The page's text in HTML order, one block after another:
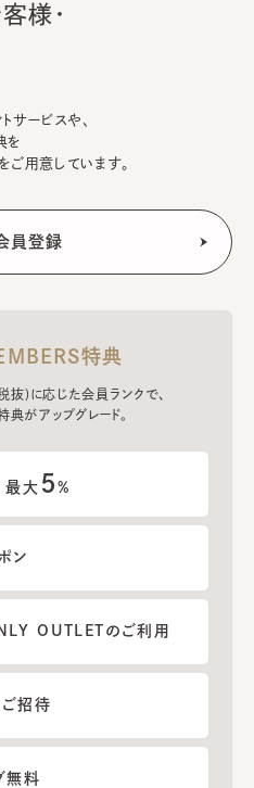
様・
サービスや、
を
ご用意しています。
特典
)に応じた会員ランクで、
がアップグレード。
最大 5%
ン
OUTLETのご利用
招待
無料